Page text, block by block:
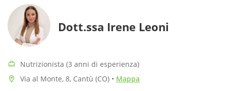
Dott.ssa Irene Leoni
Nutrizionista (3 anni di esperienza)
Via al Monte, 8, Cantù (CO) • Mappa